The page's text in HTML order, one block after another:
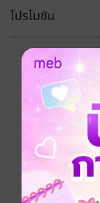
โปรโมชัน
ไม่